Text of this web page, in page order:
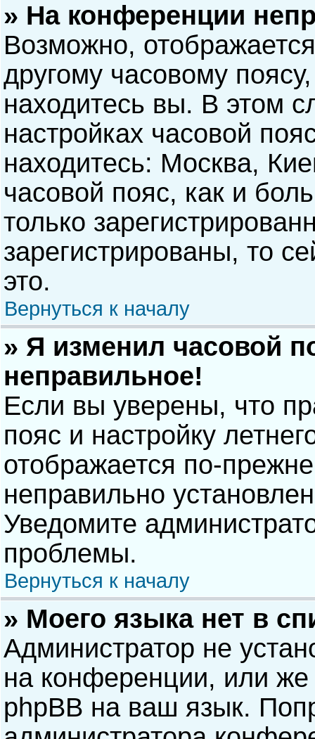
» На конференции
Возможно,
другому часовому
находитесь вы. В этом
настройках часовой
находитесь: Москва,
часовой пояс, как и
только
зарегистрированы, то
это.
Вернуться к началу
» Я изменил часовой
неправильное!
Если вы уверены, что
пояс и настройку
отображается по-
неправильно
Уведомите
проблемы.
Вернуться к началу
» Моего языка нет в
Администратор не
на конференции, или же
phpBB на ваш язык.